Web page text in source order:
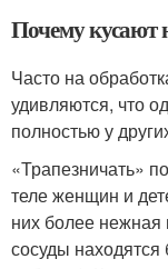
Почему кусают
Часто на
удивляются, что
полностью у
«Трапезничать»
теле женщин и
них более
сосуды находятся